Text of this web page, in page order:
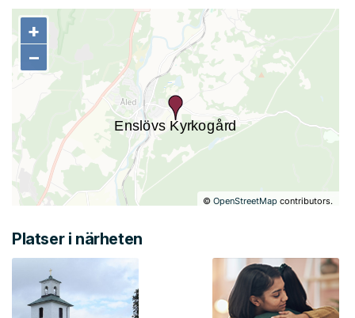
+
−
©OpenStreetMap contributors.
+
−
Platser i närheten